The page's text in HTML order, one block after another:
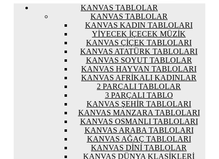
KANVAS TABLOLAR
KANVAS TABLOLAR
KANVAS KADIN TABLOLARI
YIYECEK İÇECEK MÜZIK
KANVAS ÇIÇEK TABLOLARI
KANVAS ATATÜRK TABLOLARI
KANVAS SOYUT TABLOLAR
KANVAS HAYVAN TABLOLARI
KANVAS AFRIKALI KADINLAR
2 PARÇALI TABLOLAR
3 PARÇALI TABLO
KANVAS ŞEHIR TABLOLARI
KANVAS MANZARA TABLOLARI
KANVAS OSMANLI TABLOLARI
KANVAS ARABA TABLOLARI
KANVAS AĞAÇ TABLOLARI
KANVAS DINI TABLOLAR
KANVAS DÜNYA KLASIKLERI